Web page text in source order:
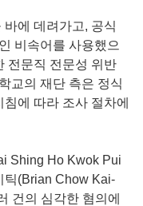
에 데려가고, 공식
비속어를 사용했으
전문직 전문성 위반
교의 재단 측은 정식
에 따라 조사 절차에
Shing Ho Kwok Pui
틱(Brian Chow Kai-
건의 심각한 혐의에